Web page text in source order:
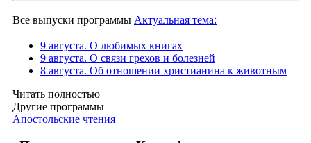
Все выпуски программы Актуальная тема:
9 августа. О любимых книгах
9 августа. О связи грехов и болезней
8 августа. Об отношении христианина к животным
Читать полностью
Другие программы
Апостольские чтения